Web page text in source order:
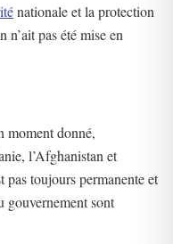
nationale et la protection
n’ait pas été mise en
moment donné,
l’Afghanistan et
pas toujours permanente et
gouvernement sont